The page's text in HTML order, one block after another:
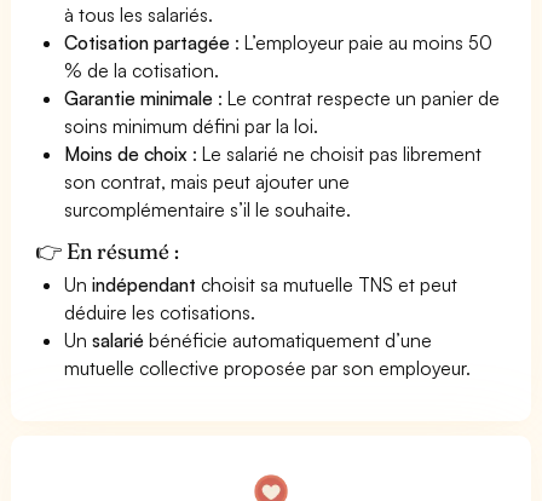
à tous les salariés.
Cotisation partagée : L’employeur paie au moins 50
% de la cotisation.
Garantie minimale : Le contrat respecte un panier de
soins minimum défini par la loi.
Moins de choix : Le salarié ne choisit pas librement
son contrat, mais peut ajouter une
surcomplémentaire s’il le souhaite.
👉 En résumé :
Unindépendant choisit sa mutuelle TNS et peut
déduire les cotisations.
Unsalarié bénéficie automatiquement d’une
mutuelle collective proposée par son employeur.